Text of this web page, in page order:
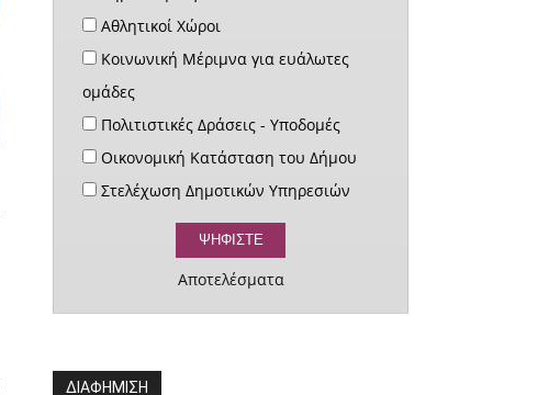
Αθλητικοί Χώροι
Κοινωνική Μέριμνα για ευάλωτες
ομάδες
Πολιτιστικές Δράσεις - Υποδομές
Οικονομική Κατάσταση του Δήμου
Στελέχωση Δημοτικών Υπηρεσιών
Αποτελέσματα
ΔΙΑΦΗΜΙΣΗ